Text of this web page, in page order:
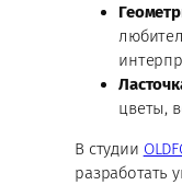
цветы,
В студии
разработать